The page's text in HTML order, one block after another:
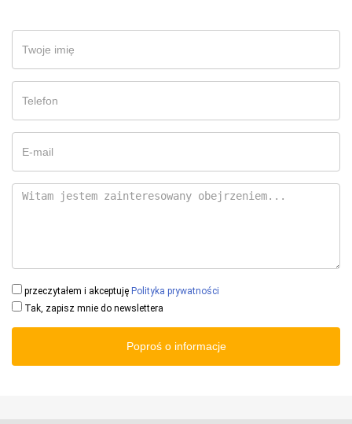
przeczytałem i akceptuję Polityka prywatności
Tak, zapisz mnie do newslettera
Poproś o informacje